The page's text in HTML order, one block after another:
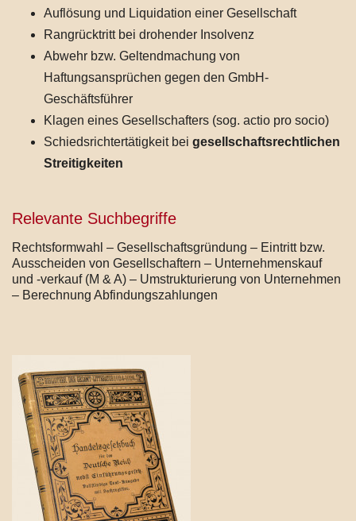
Auflösung und Liquidation einer Gesellschaft
Rangrücktritt bei drohender Insolvenz
Abwehr bzw. Geltendmachung von
Haftungsansprüchen gegen den GmbH-
Geschäftsführer
Klagen eines Gesellschafters (sog. actio pro socio)
Schiedsrichtertätigkeit bei gesellschaftsrechtlichen
Streitigkeiten
Relevante Suchbegriffe
Rechtsformwahl – Gesellschaftsgründung – Eintritt bzw.
Ausscheiden von Gesellschaftern – Unternehmenskauf
und -verkauf (M & A) – Umstrukturierung von Unternehmen
– Berechnung Abfindungszahlungen